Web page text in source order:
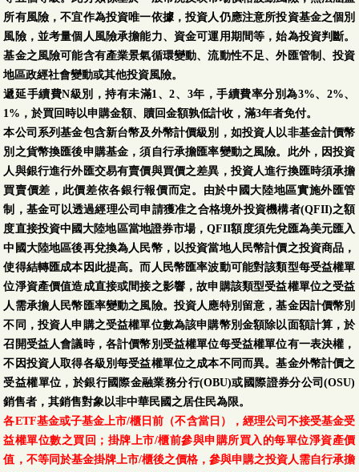
所有風險，不宜作為投資唯一依據，投資人仍應注意所投資基金之個別
風險，並考量個人風險承擔能力、資金可運用期間等，始為投資判斷。
基金之風險可能含有產業景氣循環變動、流動性不足、外匯管制、投資
地區政經社會變動或其他投資風險。
遞延手續費N級別，持有未滿1、2、3年，手續費率分別為3%、2%、
1%，於買回時以申購金額、贖回金額孰低計收，滿3年者免付。
本公司系列基金包含新台幣及外幣計價級別，如投資人以非基金計價幣
別之貨幣換匯後申購基金，須自行承擔匯率變動之風險。此外，因投資
人與銀行進行外匯交易有賣價與買價之差異，投資人進行換匯時須承擔
買賣價差，此價差依各銀行報價而定。由於中國大陸地區實施外匯管
制，基金可以透過經理公司申請獲准之合格境外投資機構者(QFII)之額
度直接投資中國大陸地區當地證券市場，QFII額度須先兌匯為美元匯入
中國大陸地區後再兌換為人民幣，以投資當地人民幣計價之投資商品，
使得結轉匯成本因此提高。而人民幣匯率波動可能對該類型每受益權單
位淨資產價值造成直接或間接之影響，故申購該類型受益權單位之受益
人需承擔人民幣匯率變動之風險。投資人應特別留意，基金因計價幣別
不同，投資人申購之受益權單位數為該申購幣別金額除以面額計算，於
召開受益人會議時，各計價幣別受益權單位每受益權單位有一表決權，
不因投資人取得各級別每受益權單位之成本不同而異。基金外幣計價之
受益權單位，於銀行國際金融業務分行(OBU)或國際證券分公司(OSU)
銷售者，其銷售對象以非中華民國之居住民為限。
各ETF基金或子基金上市/櫃日前（不含當日），經理公司不接受基金受
益權單位數之買回；掛牌上市/櫃前參與申購所買入的每單位淨資產價
值，不等同於基金掛牌上市/櫃後之價格，參與申購之投資人需自行承擔